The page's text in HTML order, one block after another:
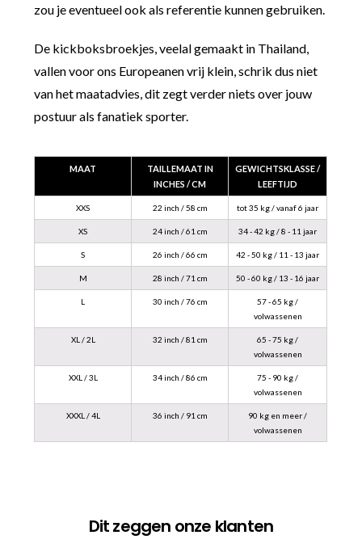
zou je eventueel ook als referentie kunnen gebruiken.
De kickboksbroekjes, veelal gemaakt in Thailand,
vallen voor ons Europeanen vrij klein, schrik dus niet
van het maatadvies, dit zegt verder niets over jouw
postuur als fanatiek sporter.
MAAT
TAILLEMAAT IN
INCHES / CM
GEWICHTSKLASSE /
LEEFTIJD
XXS 22 inch / 58 cm tot 35 kg / vanaf 6 jaar
XS 24 inch / 61 cm 34 - 42 kg / 8 - 11 jaar
S 26 inch / 66 cm 42 - 50 kg / 11 - 13 jaar
M 28 inch / 71 cm 50 - 60 kg / 13 - 16 jaar
L 30 inch / 76 cm
57 - 65 kg /
volwassenen
XL / 2L 32 inch / 81 cm
65 - 75 kg /
volwassenen
XXL / 3L 34 inch / 86 cm
75 - 90 kg /
volwassenen
XXXL / 4L 36 inch / 91 cm
90 kg en meer /
volwassenen
Dit zeggen onze klanten